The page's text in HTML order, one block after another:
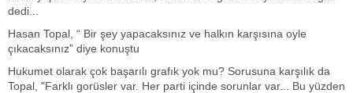
dedi...
Hasan Topal, “ Bir şey yapacaksınız ve halkın karşısına oyle
çıkacaksınız” diye konuştu
Hukumet olarak çok başarılı grafık yok mu? Sorusuna karşılık da
Topal, "Farklı gorüsler var. Her parti içinde sorunlar var... Bu yüzden